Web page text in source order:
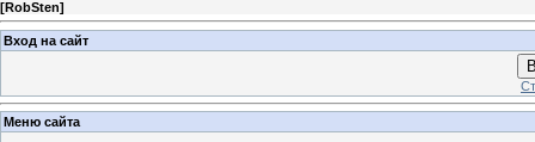
[RobSten]
Вход на сайт
Меню сайта